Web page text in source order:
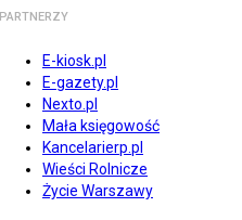
PARTNERZY
E-kiosk.pl
E-gazety.pl
Nexto.pl
Mała księgowość
Kancelarierp.pl
Wieści Rolnicze
Życie Warszawy